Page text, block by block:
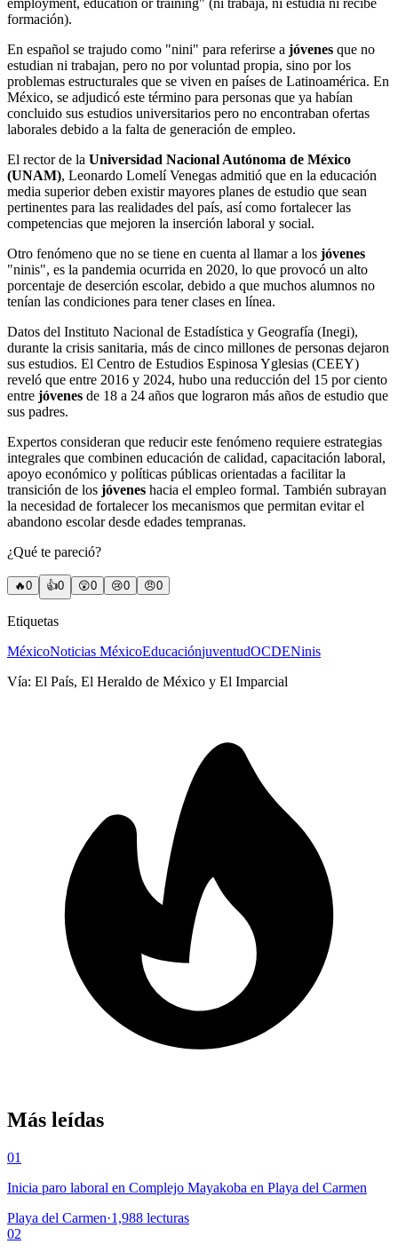
formación).
En español se trajudo como "nini" para referirse a jóvenes que no
estudian ni trabajan, pero no por voluntad propia, sino por los
problemas estructurales que se viven en países de Latinoamérica. En
México, se adjudicó este término para personas que ya habían
concluido sus estudios universitarios pero no encontraban ofertas
laborales debido a la falta de generación de empleo.
El rector de la Universidad Nacional Autónoma de México
(UNAM), Leonardo Lomelí Venegas admitió que en la educación
media superior deben existir mayores planes de estudio que sean
pertinentes para las realidades del país, así como fortalecer las
competencias que mejoren la inserción laboral y social.
Otro fenómeno que no se tiene en cuenta al llamar a los jóvenes
"ninis", es la pandemia ocurrida en 2020, lo que provocó un alto
porcentaje de deserción escolar, debido a que muchos alumnos no
tenían las condiciones para tener clases en línea.
Datos del Instituto Nacional de Estadística y Geografía (Inegi),
durante la crisis sanitaria, más de cinco millones de personas dejaron
sus estudios. El Centro de Estudios Espinosa Yglesias (CEEY)
reveló que entre 2016 y 2024, hubo una reducción del 15 por ciento
entre jóvenes de 18 a 24 años que lograron más años de estudio que
sus padres.
Expertos consideran que reducir este fenómeno requiere estrategias
integrales que combinen educación de calidad, capacitación laboral,
apoyo económico y políticas públicas orientadas a facilitar la
transición de los jóvenes hacia el empleo formal. También subrayan
la necesidad de fortalecer los mecanismos que permitan evitar el
abandono escolar desde edades tempranas.
¿Qué te pareció?
🔥0 👍0 😲0 😢0 😠0
Etiquetas
MéxicoNoticias MéxicoEducaciónjuventudOCDENinis
Vía: El País, El Heraldo de México y El Imparcial
Más leídas
01
Inicia paro laboral en Complejo Mayakoba en Playa del Carmen
Playa del Carmen·1,988 lecturas
02